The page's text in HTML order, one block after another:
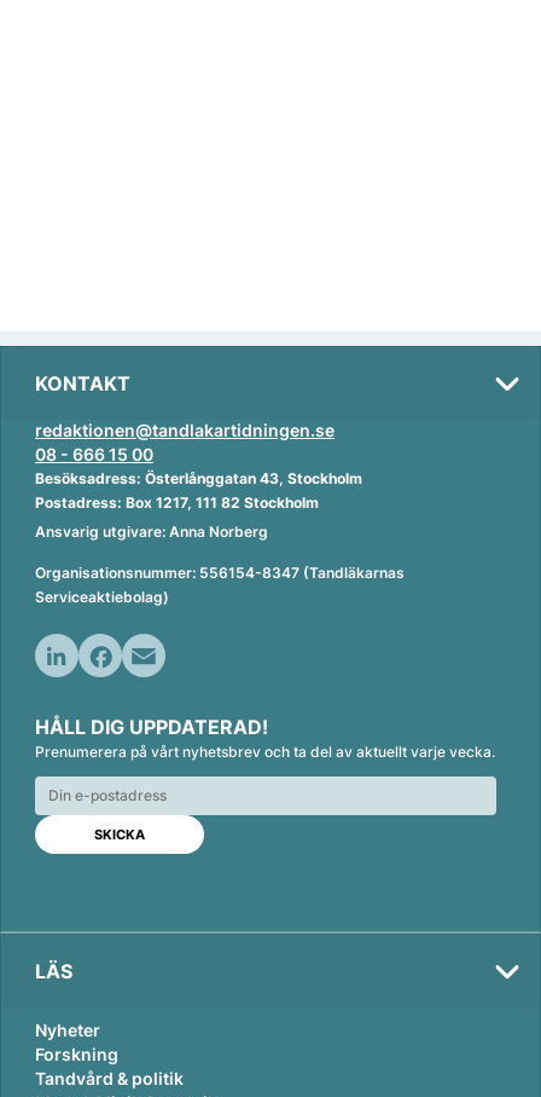
KONTAKT
redaktionen@tandlakartidningen.se
08 - 666 15 00
Besöksadress: Österlånggatan 43, Stockholm
Postadress: Box 1217, 111 82 Stockholm
Ansvarig utgivare: Anna Norberg
Organisationsnummer: 556154-8347 (Tandläkarnas
Serviceaktiebolag)
n
k
e
d
n
c
e
b
o
o
k
a
i
l
HÅLL DIG UPPDATERAD!
Prenumerera på vårt nyhetsbrev och ta del av aktuellt varje vecka.
LÄS
Nyheter
Forskning
Tandvård & politik